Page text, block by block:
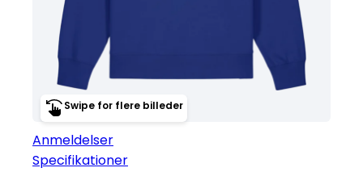
Swipe for flere billeder
Anmeldelser
Specifikationer